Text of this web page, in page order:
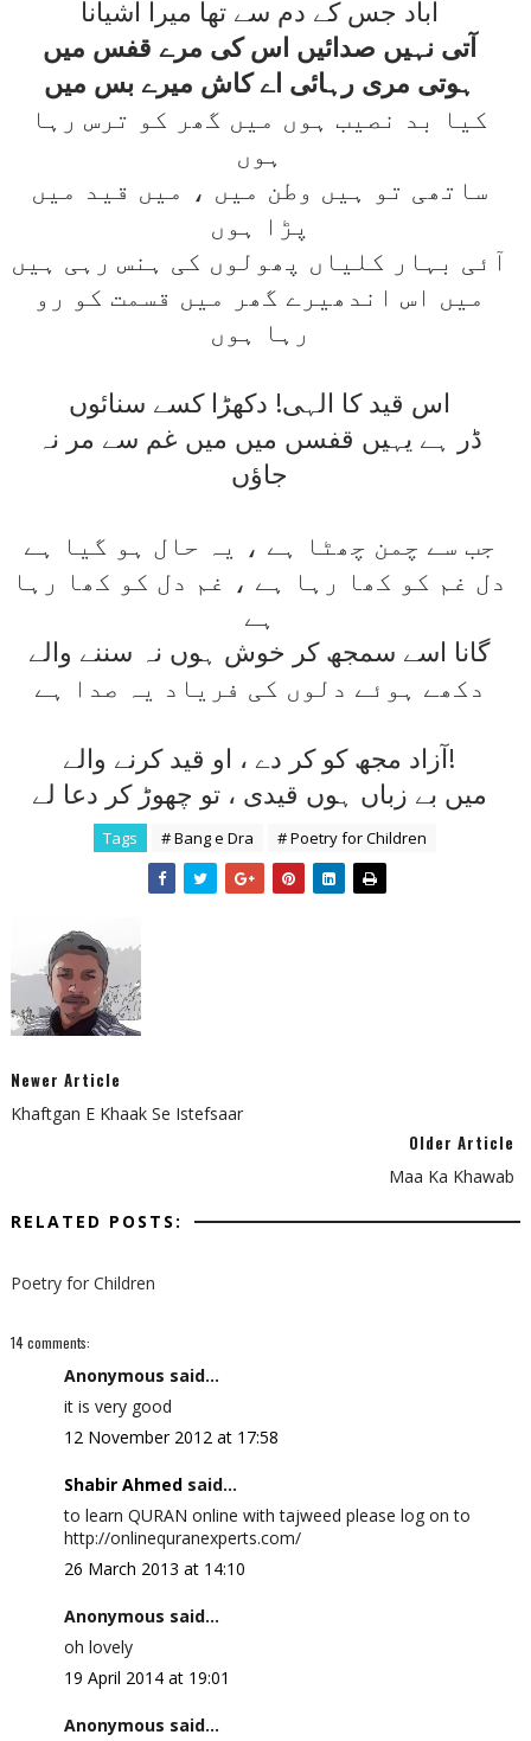
آباد جس کے دم سے تھا ميرا آشيانا
آتی نہيں صدائيں اس کی مرے قفس ميں
ہوتی مری رہائی اے کاش ميرے بس ميں
کيا بد نصيب ہوں ميں گھر کو ترس رہا
ہوں
ساتھی تو ہيں وطن ميں ، ميں قيد ميں
پڑا ہوں
آئی بہار کلياں پھولوں کی ہنس رہی ہيں
ميں اس اندھيرے گھر ميں قسمت کو رو
رہا ہوں
اس قيد کا الہی! دکھڑا کسے سنائوں
ڈر ہے يہيں قفسں ميں ميں غم سے مر نہ
جاؤں
جب سے چمن چھٹا ہے ، يہ حال ہو گيا ہے
دل غم کو کھا رہا ہے ، غم دل کو کھا رہا
ہے
گانا اسے سمجھ کر خوش ہوں نہ سننے والے
دکھے ہوئے دلوں کی فرياد يہ صدا ہے
آزاد مجھ کو کر دے ، او قيد کرنے والے!
ميں بے زباں ہوں قيدی ، تو چھوڑ کر دعا لے
Tags # Bang e Dra # Poetry for Children
Newer Article
Khaftgan E Khaak Se Istefsaar
Older Article
Maa Ka Khawab
RELATED POSTS:
Poetry for Children
14 comments:
Anonymous said...
it is very good
12 November 2012 at 17:58
Shabir Ahmedsaid...
to learn QURAN online with tajweed please log on to
http://onlinequranexperts.com/
26 March 2013 at 14:10
Anonymous said...
oh lovely
19 April 2014 at 19:01
Anonymous said...